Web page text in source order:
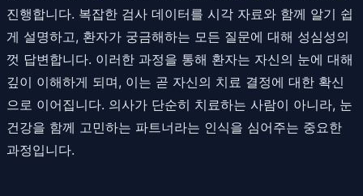
진행합니다. 복잡한 검사 데이터를 시각 자료와 함께 알기 쉽
게 설명하고, 환자가 궁금해하는 모든 질문에 대해 성심성의
껏 답변합니다. 이러한 과정을 통해 환자는 자신의 눈에 대해
깊이 이해하게 되며, 이는 곧 자신의 치료 결정에 대한 확신
으로 이어집니다. 의사가 단순히 치료하는 사람이 아니라, 눈
건강을 함께 고민하는 파트너라는 인식을 심어주는 중요한
과정입니다.